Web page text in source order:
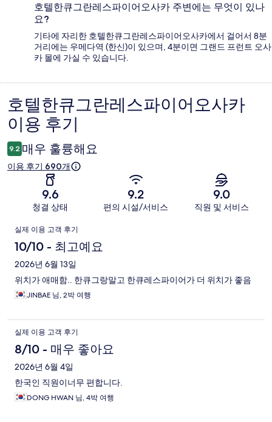
호텔한큐그란레스파이어오사카 주변에는 무엇이 있나
요?
기타에 자리한 호텔한큐그란레스파이어오사카에서 걸어서 8분
거리에는 우메다역 (한신)이 있으며, 4분이면 그랜드 프런트 오사
카 몰에 가실 수 있습니다.
이
용
후
기
호텔한큐그란레스파이어오사카
이용 후기
9.2 매우 훌륭해요
이용 후기 690개
9.6
청결 상태
9.2
편의 시설/서비스
9.0
직원 및 서비스
이
용
후
기
실제 이용 고객 후기
10/10 - 최고예요
2026년 6월 13일
위치가 애매함.. 한큐그랑말고 한큐레스파이어가 더 위치가 좋음
JINBAE 님, 2박 여행
실제 이용 고객 후기
8/10 - 매우 좋아요
2026년 6월 4일
한국인 직원이너무 편합니다.
DONG HWAN 님, 4박 여행